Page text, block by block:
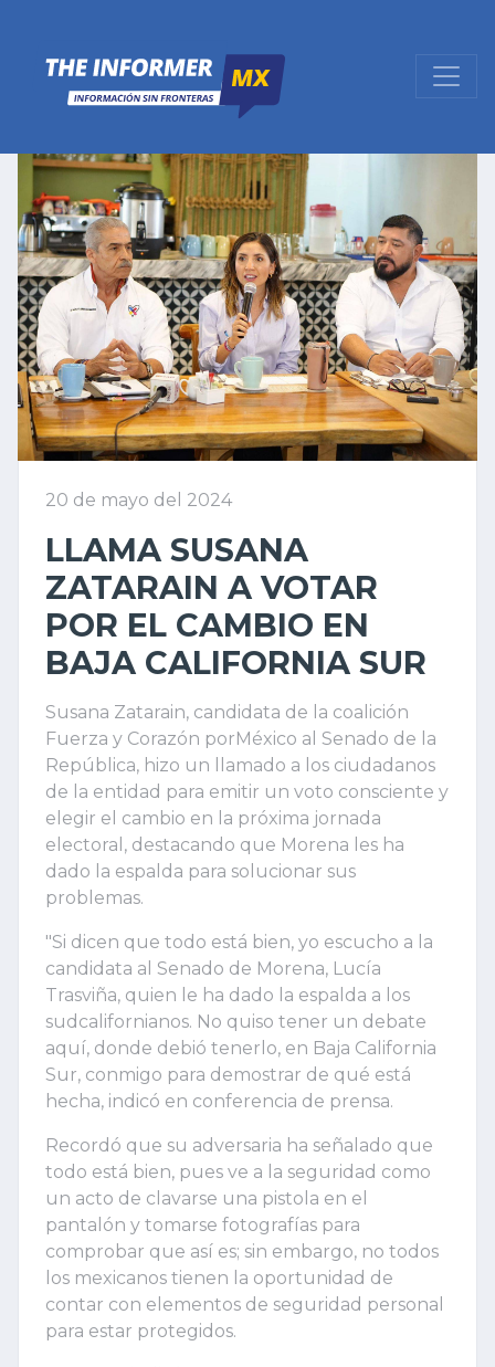
20 de mayo del 2024
LLAMA SUSANA
ZATARAIN A VOTAR
POR EL CAMBIO EN
BAJA CALIFORNIA SUR
Susana Zatarain, candidata de la coalición
Fuerza y Corazón porMéxico al Senado de la
República, hizo un llamado a los ciudadanos
de la entidad para emitir un voto consciente y
elegir el cambio en la próxima jornada
electoral, destacando que Morena les ha
dado la espalda para solucionar sus
problemas.
"Si dicen que todo está bien, yo escucho a la
candidata al Senado de Morena, Lucía
Trasviña, quien le ha dado la espalda a los
sudcalifornianos. No quiso tener un debate
aquí, donde debió tenerlo, en Baja California
Sur, conmigo para demostrar de qué está
hecha, indicó en conferencia de prensa.
Recordó que su adversaria ha señalado que
todo está bien, pues ve a la seguridad como
un acto de clavarse una pistola en el
pantalón y tomarse fotografías para
comprobar que así es; sin embargo, no todos
los mexicanos tienen la oportunidad de
contar con elementos de seguridad personal
para estar protegidos.